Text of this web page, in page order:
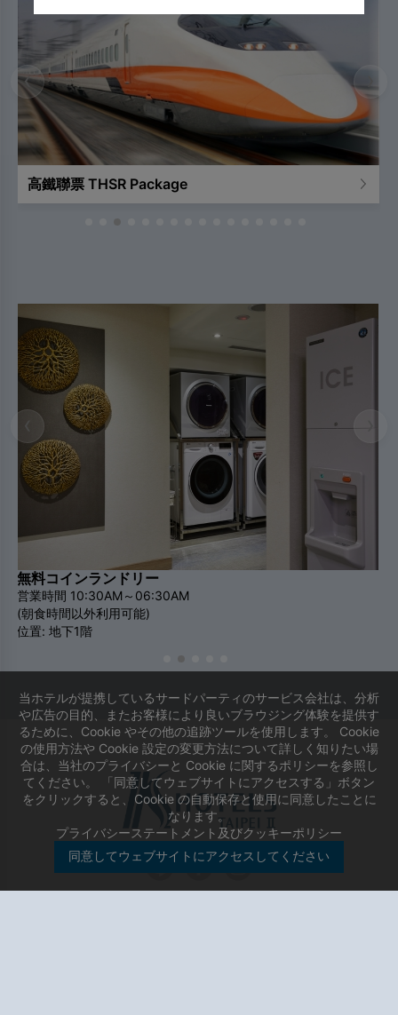
高鐵聯票 THSR Package
‹ ›
無料コインランドリー
営業時間 10:30AM～06:30AM
(朝食時間以外利用可能)
位置: 地下1階
当ホテルが提携しているサードパーティのサービス会社は、分析
や広告の目的、またお客様により良いブラウジング体験を提供す
るために、Cookie やその他の追跡ツールを使用します。 Cookie
の使用方法や Cookie 設定の変更方法について詳しく知りたい場
合は、当社のプライバシーと Cookie に関するポリシーを参照し
てください。 「同意してウェブサイトにアクセスする」ボタン
をクリックすると、Cookie の自動保存と使用に同意したことに
なります。
プライバシーステートメント及びクッキーポリシー
同意してウェブサイトにアクセスしてください